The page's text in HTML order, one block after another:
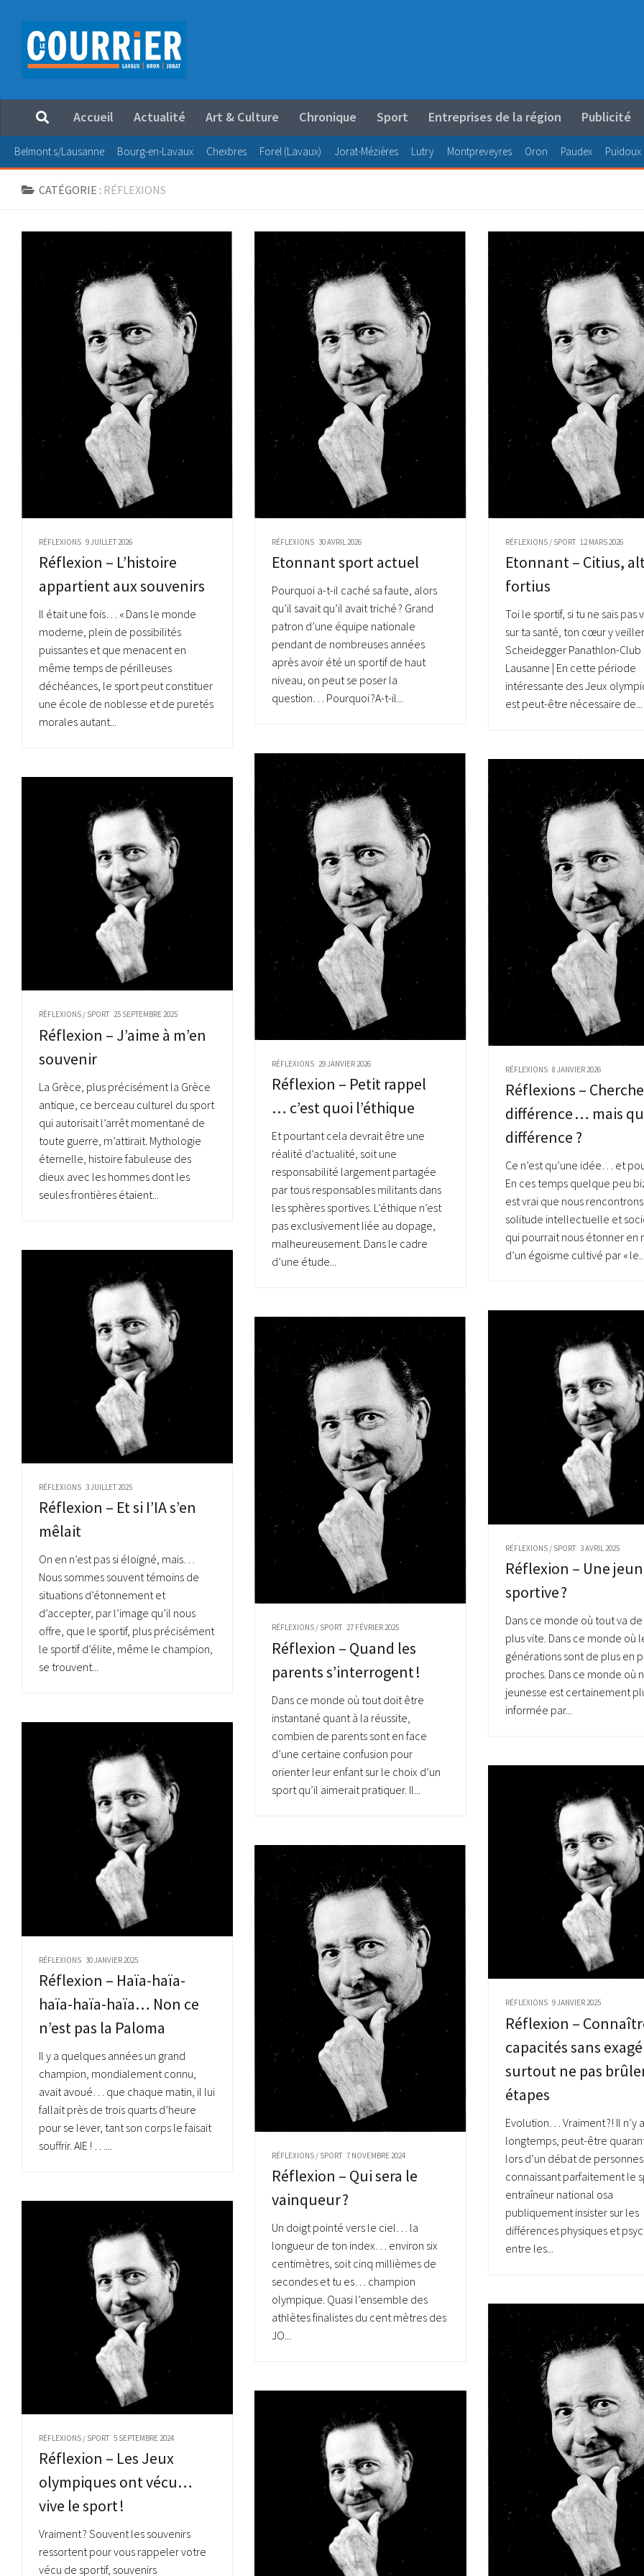
Au dessous du contenu
Accueil Actualité Art & Culture Chronique Sport Entreprises de la région Publicité
Belmont s/Lausanne Bourg-en-Lavaux Chexbres Forel (Lavaux) Jorat-Mézières Lutry Montpreveyres Oron Paudex Puidoux
CATÉGORIE : RÉFLEXIONS
RÉFLEXIONS 9 JUILLET 2026
Réflexion – L’histoire
appartient aux souvenirs
Il était une fois… « Dans le monde
moderne, plein de possibilités
puissantes et que menacent en
même temps de périlleuses
déchéances, le sport peut constituer
une école de noblesse et de puretés
morales autant...
RÉFLEXIONS 30 AVRIL 2026
Etonnant sport actuel
Pourquoi a-t-il caché sa faute, alors
qu’il savait qu’il avait triché ? Grand
patron d’une équipe nationale
pendant de nombreuses années
après avoir été un sportif de haut
niveau, on peut se poser la
question… Pourquoi ?A-t-il...
RÉFLEXIONS/ SPORT 12 MARS 2026
Etonnant – Citius,
fortius
Toi le sportif, si tu ne sais pas
sur ta santé, ton cœur y
Scheidegger Panathlon-Club
Lausanne | En cette période
intéressante des Jeux
est peut-être nécessaire de...
RÉFLEXIONS 29 JANVIER 2026
Réflexion – Petit rappel
… c’est quoi l’éthique
Et pourtant cela devrait être une
réalité d’actualité, soit une
responsabilité largement partagée
par tous responsables militants dans
les sphères sportives. L’éthique n’est
pas exclusivement liée au dopage,
malheureusement. Dans le cadre
d’une étude...
RÉFLEXIONS 8 JANVIER 2026
Réflexions –
différence … mais
différence ?
Ce n’est qu’une idée… et
En ces temps quelque peu
est vrai que nous
solitude intellectuelle et
qui pourrait nous étonner en
d’un égoïsme cultivé par «
RÉFLEXIONS / SPORT 25 SEPTEMBRE 2025
Réflexion – J’aime à m’en
souvenir
La Grèce, plus précisément la Grèce
antique, ce berceau culturel du sport
qui autorisait l’arrêt momentané de
toute guerre, m’attirait. Mythologie
éternelle, histoire fabuleuse des
dieux avec les hommes dont les
seules frontières étaient...
RÉFLEXIONS 3 JUILLET 2025
Réflexion – Et si I’IA s’en
mêlait
On en n’est pas si éloigné, mais…
Nous sommes souvent témoins de
situations d’étonnement et
d’accepter, par l’image qu’il nous
offre, que le sportif, plus précisément
le sportif d’élite, même le champion,
se trouvent...
RÉFLEXIONS/ SPORT 3 AVRIL 2025
Réflexion – Une
sportive ?
Dans ce monde où tout va
plus vite. Dans ce monde où
générations sont de plus en
proches. Dans ce monde où
jeunesse est certainement
informée par...
RÉFLEXIONS / SPORT 27 FÉVRIER 2025
Réflexion – Quand les
parents s’interrogent !
Dans ce monde où tout doit être
instantané quant à la réussite,
combien de parents sont en face
d’une certaine confusion pour
orienter leur enfant sur le choix d’un
sport qu’il aimerait pratiquer. Il...
RÉFLEXIONS 30 JANVIER 2025
Réflexion – Haïa-haïa-
haïa-haïa-haïa… Non ce
n’est pas la Paloma
Il y a quelques années un grand
champion, mondialement connu,
avait avoué… que chaque matin, il lui
fallait près de trois quarts d’heure
pour se lever, tant son corps le faisait
souffrir. AIE ! …...
RÉFLEXIONS 9 JANVIER 2025
Réflexion –
capacités sans
surtout ne pas
étapes
Evolution… Vraiment ?! Il n’y
longtemps, peut-être
lors d’un débat de personnes
connaissant parfaitement le
entraîneur national osa
publiquement insister sur les
différences physiques et
entre les...
RÉFLEXIONS / SPORT 7 NOVEMBRE 2024
Réflexion – Qui sera le
vainqueur ?
Un doigt pointé vers le ciel… la
longueur de ton index… environ six
centimètres, soit cinq millièmes de
secondes et tu es… champion
olympique. Quasi l’ensemble des
athlètes finalistes du cent mètres des
JO...
RÉFLEXIONS / SPORT 5 SEPTEMBRE 2024
Réflexion – Les Jeux
olympiques ont vécu…
vive le sport !
Vraiment ? Souvent les souvenirs
ressortent pour vous rappeler votre
vécu de sportif, souvenirs